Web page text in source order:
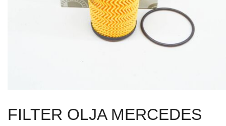
FILTER OLJA MERCEDES